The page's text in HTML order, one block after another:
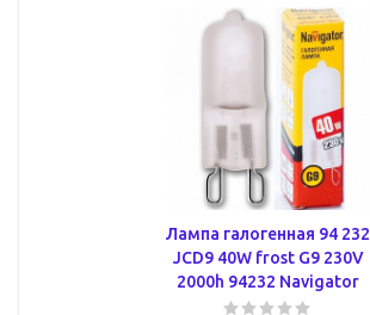
Лампа галогенная 94 232
JCD9 40W frost G9 230V
2000h 94232 Navigator